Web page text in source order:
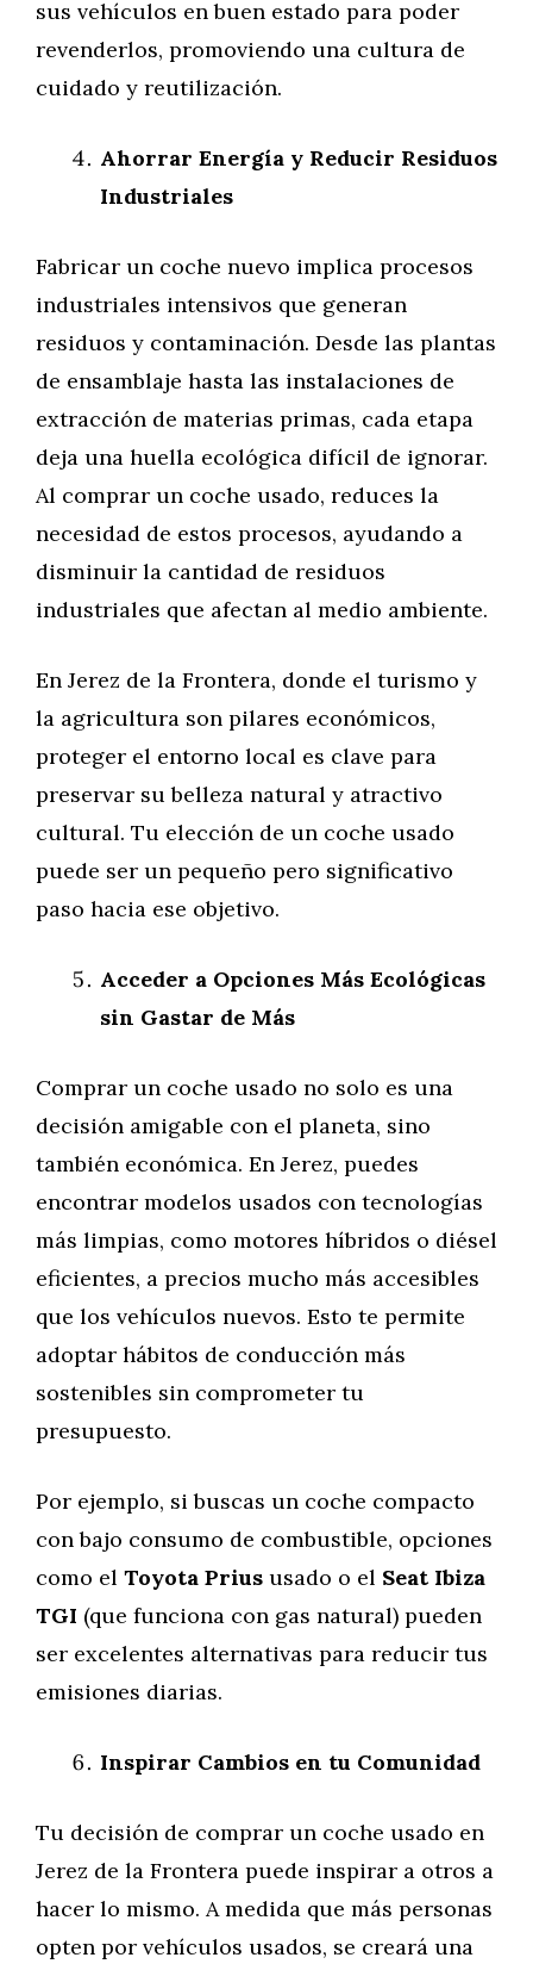
sus vehículos en buen estado para poder
revenderlos, promoviendo una cultura de
cuidado y reutilización.
Ahorrar Energía y Reducir Residuos
Industriales
Fabricar un coche nuevo implica procesos
industriales intensivos que generan
residuos y contaminación. Desde las plantas
de ensamblaje hasta las instalaciones de
extracción de materias primas, cada etapa
deja una huella ecológica difícil de ignorar.
Al comprar un coche usado, reduces la
necesidad de estos procesos, ayudando a
disminuir la cantidad de residuos
industriales que afectan al medio ambiente.
En Jerez de la Frontera, donde el turismo y
la agricultura son pilares económicos,
proteger el entorno local es clave para
preservar su belleza natural y atractivo
cultural. Tu elección de un coche usado
puede ser un pequeño pero significativo
paso hacia ese objetivo.
Acceder a Opciones Más Ecológicas
sin Gastar de Más
Comprar un coche usado no solo es una
decisión amigable con el planeta, sino
también económica. En Jerez, puedes
encontrar modelos usados con tecnologías
más limpias, como motores híbridos o diésel
eficientes, a precios mucho más accesibles
que los vehículos nuevos. Esto te permite
adoptar hábitos de conducción más
sostenibles sin comprometer tu
presupuesto.
Por ejemplo, si buscas un coche compacto
con bajo consumo de combustible, opciones
como el Toyota Prius usado o el Seat Ibiza
TGI (que funciona con gas natural) pueden
ser excelentes alternativas para reducir tus
emisiones diarias.
Inspirar Cambios en tu Comunidad
Tu decisión de comprar un coche usado en
Jerez de la Frontera puede inspirar a otros a
hacer lo mismo. A medida que más personas
opten por vehículos usados, se creará una